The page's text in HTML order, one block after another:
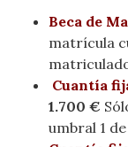
Beca de
matrícula
Cuantía
1.700 €
umbral 1